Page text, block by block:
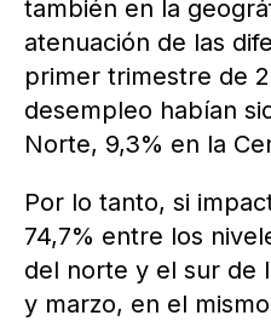
también en la
atenuación de las
primer trimestre de
desempleo habían
Norte, 9,3% en la
Por lo tanto, si
74,7% entre los
del norte y el sur de
y marzo, en el